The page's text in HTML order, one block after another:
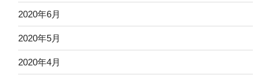
2020年6月
2020年5月
2020年4月